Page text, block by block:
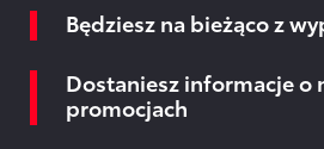
Będziesz na bieżąco z
Dostaniesz informacje o
promocjach